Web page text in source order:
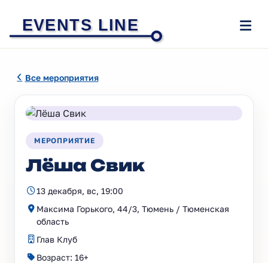
EVENTS LINE
Все мероприятия
МЕРОПРИЯТИЕ
Лёша Свик
13 декабря, вс, 19:00
Максима Горького, 44/3, Тюмень / Тюменская
область
Глав Клуб
Возраст: 16+